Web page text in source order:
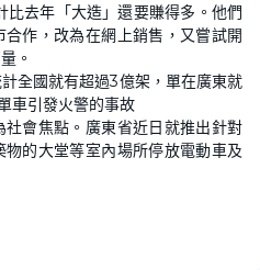
去年「大造」還要賺得多。他們
作，改為在網上銷售，又嘗試開
。
全國就有超過3億架，單在廣東就
車引發火警的事故
會焦點。廣東省近日就推出針對
的大堂等室內場所停放電動車及